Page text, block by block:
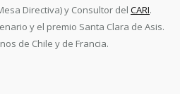
Directiva) y Consultor del CARI.
y el premio Santa Clara de Asis.
de Chile y de Francia.